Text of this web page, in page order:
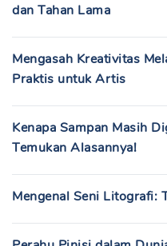
dan Tahan Lama
Mengasah Kreativitas
Praktis untuk Artis
Kenapa Sampan Masih
Temukan Alasannya!
Mengenal Seni Litografi: